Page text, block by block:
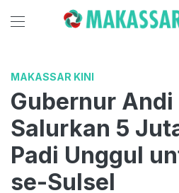
MAKASSAR KINI
Gubernur
Salurkan 5
Padi Unggul
se-Sulsel